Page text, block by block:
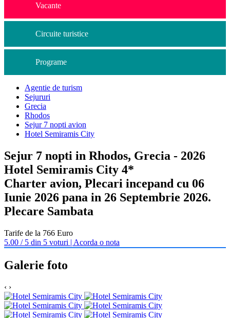
Vacante
Circuite turistice
Programe
Agentie de turism
Sejururi
Grecia
Rhodos
Sejur 7 nopti avion
Hotel Semiramis City
Sejur 7 nopti in Rhodos, Grecia - 2026
Hotel Semiramis City 4*
Charter avion, Plecari incepand cu 06
Iunie 2026 pana in 26 Septembrie 2026.
Plecare Sambata
Tarife de la 766 Euro
5.00 / 5 din 5 voturi | Acorda o nota
Galerie foto
‹ ›